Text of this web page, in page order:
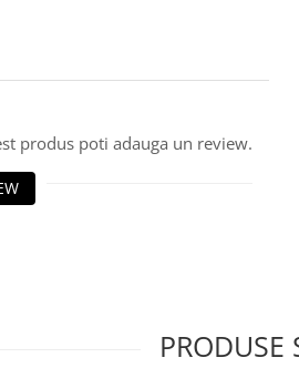
produs poti adauga un review.
PRODUSE